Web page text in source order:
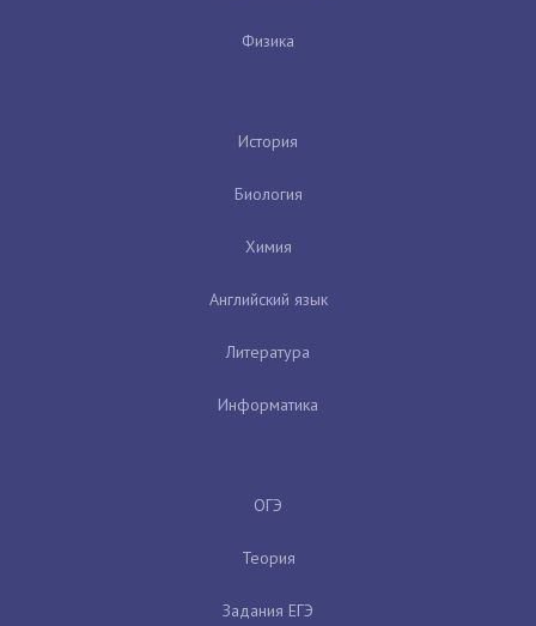
Физика
История
Биология
Химия
Английский язык
Литература
Информатика
ОГЭ
Теория
Задания ЕГЭ